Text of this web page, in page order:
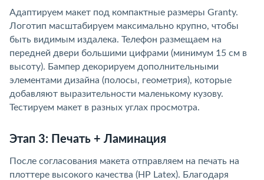
Адаптируем макет под компактные размеры Granty.
Логотип масштабируем максимально крупно, чтобы
быть видимым издалека. Телефон размещаем на
передней двери большими цифрами (минимум 15 см в
высоту). Бампер декорируем дополнительными
элементами дизайна (полосы, геометрия), которые
добавляют выразительности маленькому кузову.
Тестируем макет в разных углах просмотра.
Этап 3: Печать + Ламинация
После согласования макета отправляем на печать на
плоттере высокого качества (HP Latex). Благодаря